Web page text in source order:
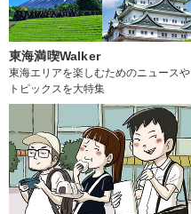
東海満喫Walker
東海エリアを楽しむためのニュースや
トピックスを大特集